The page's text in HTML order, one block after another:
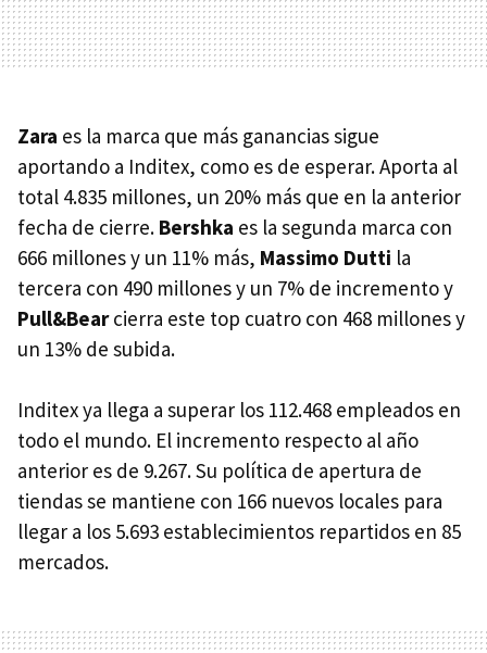
Zara es la marca que más ganancias sigue
aportando a Inditex, como es de esperar. Aporta al
total 4.835 millones, un 20% más que en la anterior
fecha de cierre. Bershka es la segunda marca con
666 millones y un 11% más, Massimo Dutti la
tercera con 490 millones y un 7% de incremento y
Pull&Bearcierra este top cuatro con 468 millones y
un 13% de subida.
Inditex ya llega a superar los 112.468 empleados en
todo el mundo. El incremento respecto al año
anterior es de 9.267. Su política de apertura de
tiendas se mantiene con 166 nuevos locales para
llegar a los 5.693 establecimientos repartidos en 85
mercados.